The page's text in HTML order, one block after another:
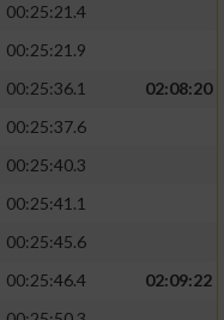
00:25:21.4
00:25:21.9
00:25:36.1
02:08:20
00:25:37.6
00:25:40.3
00:25:41.1
00:25:45.6
00:25:46.4
02:09:22